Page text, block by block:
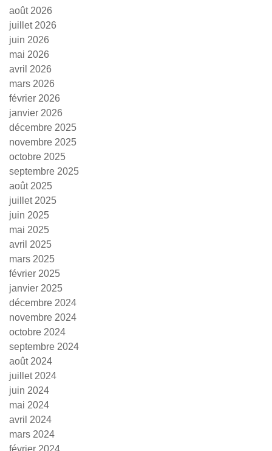
août 2026
juillet 2026
juin 2026
mai 2026
avril 2026
mars 2026
février 2026
janvier 2026
décembre 2025
novembre 2025
octobre 2025
septembre 2025
août 2025
juillet 2025
juin 2025
mai 2025
avril 2025
mars 2025
février 2025
janvier 2025
décembre 2024
novembre 2024
octobre 2024
septembre 2024
août 2024
juillet 2024
juin 2024
mai 2024
avril 2024
mars 2024
février 2024